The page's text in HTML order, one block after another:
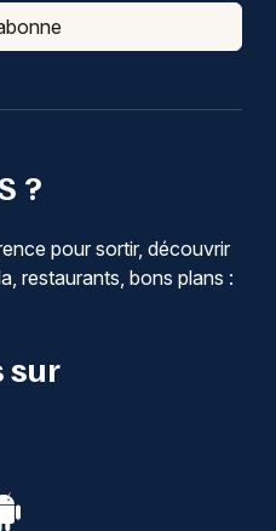
?
pour sortir, découvrir
restaurants, bons plans :
sur